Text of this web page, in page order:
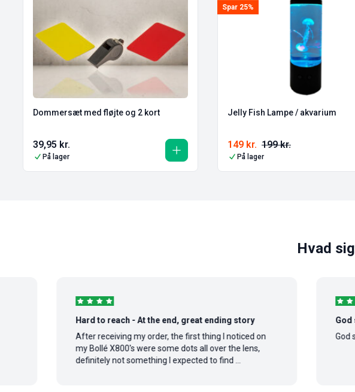
Dommersæt med fløjte og 2 kort
39,95 kr.
På lager
Spar 25%
Jelly Fish Lampe / akvarium
199kr.
149 kr.
På lager
Hvad
Hard to reach - At the end, great ending story
After receiving my order, the first thing I noticed on
my Bollé X800's were some dots all over the lens,
definitely not something I expected to find ...
God service
God service